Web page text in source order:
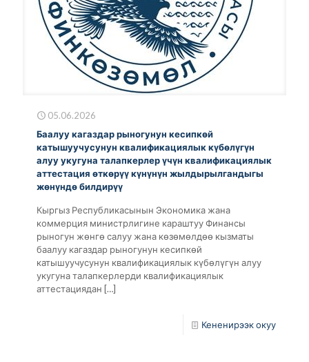
05.06.2026
Баалуу кагаздар рыногунун кесипкөй
катышуучусунун квалификациялык күбөлүгүн
алуу укугуна талапкерлер үчүн квалификациялык
аттестация өткөрүү күнүнүн жылдырылгандыгы
жөнүндө билдирүү
Кыргыз Республикасынын Экономика жана
коммерция министрлигине караштуу Финансы
рыногун жөнгө салуу жана көзөмөлдөө кызматы
баалуу кагаздар рыногунун кесипкөй
катышуучусунун квалификациялык күбөлүгүн алуу
укугуна талапкерлерди квалификациялык
аттестациядан […]
Кененирээк окуу